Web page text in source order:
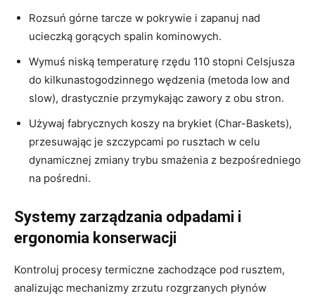
Rozsuń górne tarcze w pokrywie i zapanuj nad
ucieczką gorących spalin kominowych.
Wymuś niską temperaturę rzędu 110 stopni Celsjusza
do kilkunastogodzinnego wędzenia (metoda low and
slow), drastycznie przymykając zawory z obu stron.
Używaj fabrycznych koszy na brykiet (Char-Baskets),
przesuwając je szczypcami po rusztach w celu
dynamicznej zmiany trybu smażenia z bezpośredniego
na pośredni.
Systemy zarządzania odpadami i
ergonomia konserwacji
Kontroluj procesy termiczne zachodzące pod rusztem,
analizując mechanizmy zrzutu rozgrzanych płynów